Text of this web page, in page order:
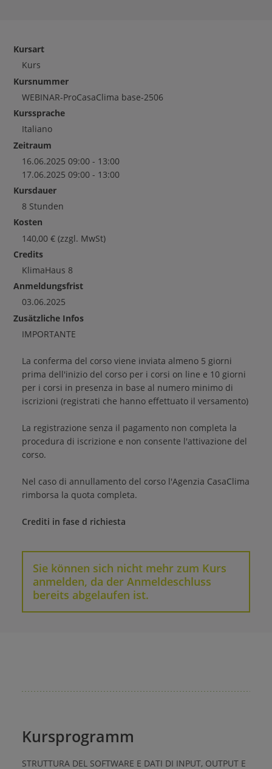
Kursart
Kurs
Kursnummer
WEBINAR-ProCasaClima base-2506
Kurssprache
Italiano
Zeitraum
16.06.2025 09:00 - 13:00
17.06.2025 09:00 - 13:00
Kursdauer
8 Stunden
Kosten
140,00 € (zzgl. MwSt)
Credits
KlimaHaus 8
Anmeldungsfrist
03.06.2025
Zusätzliche Infos
IMPORTANTE
La conferma del corso viene inviata almeno 5 giorni
prima dell'inizio del corso per i corsi on line e 10 giorni
per i corsi in presenza in base al numero minimo di
iscrizioni (registrati che hanno effettuato il versamento)
La registrazione senza il pagamento non completa la
procedura di iscrizione e non consente l'attivazione del
corso.
Nel caso di annullamento del corso l'Agenzia CasaClima
rimborsa la quota completa.
Crediti in fase d richiesta
Sie können sich nicht mehr zum Kurs
anmelden, da der Anmeldeschluss
bereits abgelaufen ist.
Kursprogramm
STRUTTURA DEL SOFTWARE E DATI DI INPUT, OUTPUT E